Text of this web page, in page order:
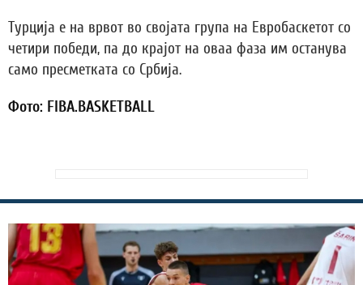
Турција е на врвот во својата група на Евробаскетот со
четири победи, па до крајот на оваа фаза им останува
само пресметката со Србија.
Фото: FIBA.BASKETBALL